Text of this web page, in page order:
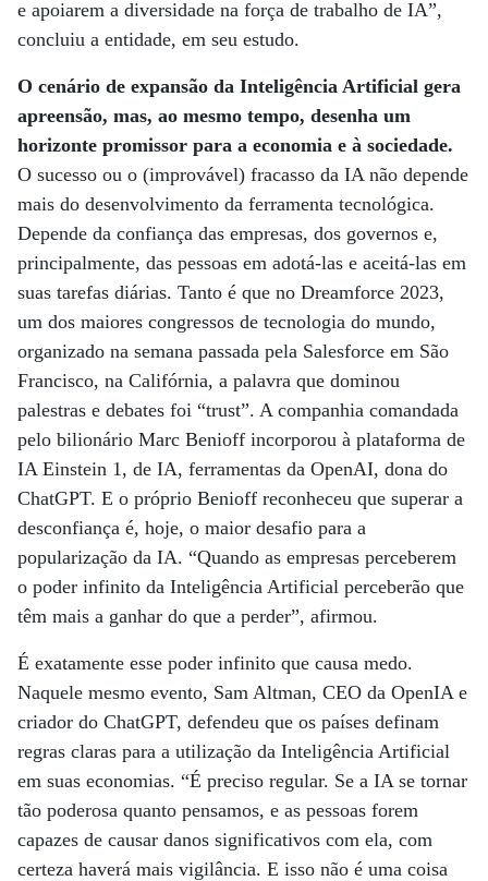
e apoiarem a diversidade na força de trabalho de IA”,
concluiu a entidade, em seu estudo.
O cenário de expansão da Inteligência Artificial gera
apreensão, mas, ao mesmo tempo, desenha um
horizonte promissor para a economia e à sociedade.
O sucesso ou o (improvável) fracasso da IA não depende
mais do desenvolvimento da ferramenta tecnológica.
Depende da confiança das empresas, dos governos e,
principalmente, das pessoas em adotá-las e aceitá-las em
suas tarefas diárias. Tanto é que no Dreamforce 2023,
um dos maiores congressos de tecnologia do mundo,
organizado na semana passada pela Salesforce em São
Francisco, na Califórnia, a palavra que dominou
palestras e debates foi “trust”. A companhia comandada
pelo bilionário Marc Benioff incorporou à plataforma de
IA Einstein 1, de IA, ferramentas da OpenAI, dona do
ChatGPT. E o próprio Benioff reconheceu que superar a
desconfiança é, hoje, o maior desafio para a
popularização da IA. “Quando as empresas perceberem
o poder infinito da Inteligência Artificial perceberão que
têm mais a ganhar do que a perder”, afirmou.
É exatamente esse poder infinito que causa medo.
Naquele mesmo evento, Sam Altman, CEO da OpenIA e
criador do ChatGPT, defendeu que os países definam
regras claras para a utilização da Inteligência Artificial
em suas economias. “É preciso regular. Se a IA se tornar
tão poderosa quanto pensamos, e as pessoas forem
capazes de causar danos significativos com ela, com
certeza haverá mais vigilância. E isso não é uma coisa